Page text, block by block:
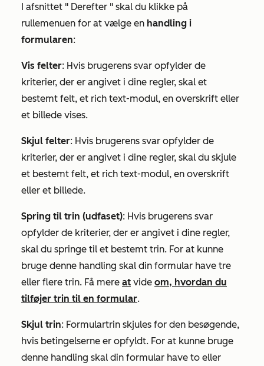
I afsnittet " Derefter " skal du klikke på
rullemenuen for at vælge en handling i
formularen:
Vis felter: Hvis brugerens svar opfylder de
kriterier, der er angivet i dine regler, skal et
bestemt felt, et rich text-modul, en overskrift eller
et billede vises.
Skjul felter: Hvis brugerens svar opfylder de
kriterier, der er angivet i dine regler, skal du skjule
et bestemt felt, et rich text-modul, en overskrift
eller et billede.
Spring til trin (udfaset): Hvis brugerens svar
opfylder de kriterier, der er angivet i dine regler,
skal du springe til et bestemt trin. For at kunne
bruge denne handling skal din formular have tre
eller flere trin. Få mere at vide om, hvordan du
tilføjer trin til en formular.
Skjul trin: Formulartrin skjules for den besøgende,
hvis betingelserne er opfyldt. For at kunne bruge
denne handling skal din formular have to eller